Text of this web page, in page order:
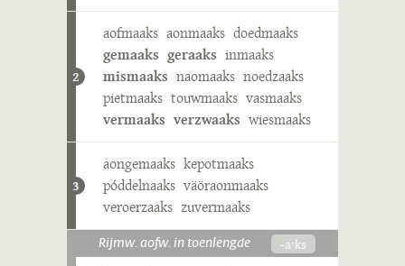
2
aofmaaks aonmaaks doedmaaks
gemaaks geraaks inmaaks
mismaaks naomaaks noedzaaks
pietmaaks touwmaaks vasmaaks
vermaaks verzwaaks wiesmaaks
3
aongemaaks kepotmaaks
póddelnaaks väöraonmaaks
veroerzaaks zuvermaaks
Rijmw. aofw. in toenlengde -aˑks